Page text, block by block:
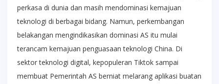
perkasa di dunia dan masih mendominasi kemajuan
teknologi di berbagai bidang. Namun, perkembangan
belakangan mengindikasikan dominasi AS itu mulai
terancam kemajuan penguasaan teknologi China. Di
sektor teknologi digital, kepopuleran Tiktok sampai
membuat Pemerintah AS berniat melarang aplikasi buatan